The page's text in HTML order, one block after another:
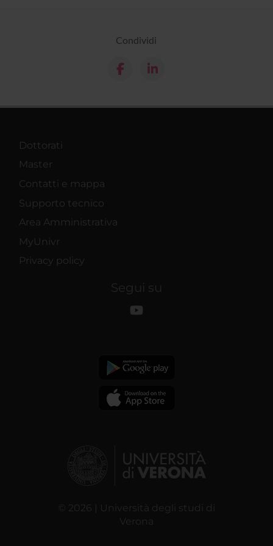
Condividi
Dottorati
Master
Contatti e mappa
Supporto tecnico
Area Amministrativa
MyUnivr
Privacy policy
Segui su
© 2026 | Università degli studi di
Verona